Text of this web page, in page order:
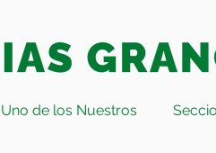
Uno de los Nuestros